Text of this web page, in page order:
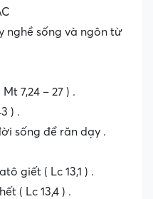
nghề sống và ngôn từ
7,24 – 27 ) .
) .
sống để răn dạy .
giết ( Lc 13,1 ) .
( Lc 13,4 ) .